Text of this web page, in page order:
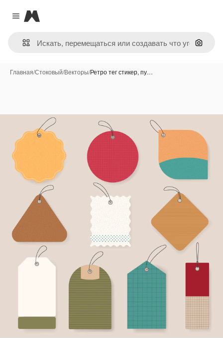
Close menu
Magnific
Поиск
Главная/Стоковый/Векторы/Ретро тег стикер, пу…